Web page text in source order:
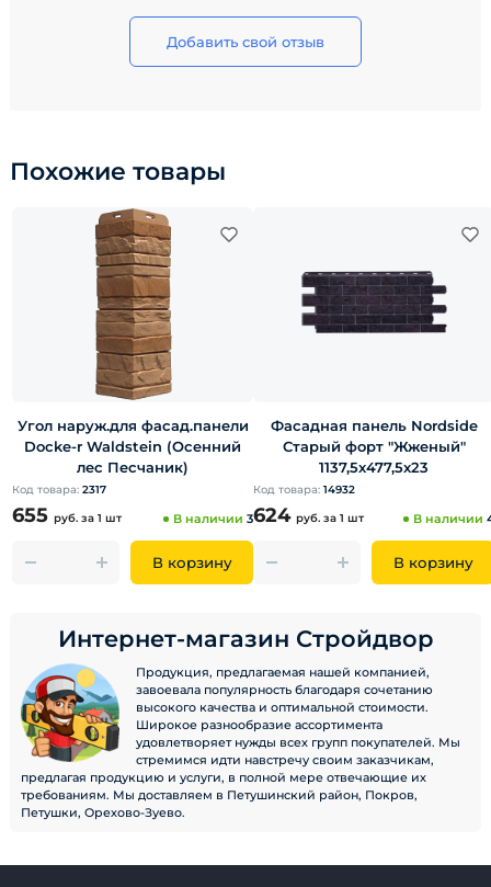
Добавить свой отзыв
Похожие товары
Угол наруж.для фасад.панели
Docke-r Waldstein (Осенний
лес Песчаник)
Код товара: 2317
655 руб. за 1 шт В наличии 3
В корзину
Фасадная панель Nordside
Старый форт "Жженый"
1137,5х477,5х23
Код товара: 14932
624 руб. за 1 шт В наличии
В корзину
Интернет-магазин Стройдвор
Продукция, предлагаемая нашей компанией,
завоевала популярность благодаря сочетанию
высокого качества и оптимальной стоимости.
Широкое разнообразие ассортимента
удовлетворяет нужды всех групп покупателей. Мы
стремимся идти навстречу своим заказчикам,
предлагая продукцию и услуги, в полной мере отвечающие их
требованиям. Мы доставляем в Петушинский район, Покров,
Петушки, Орехово-Зуево.